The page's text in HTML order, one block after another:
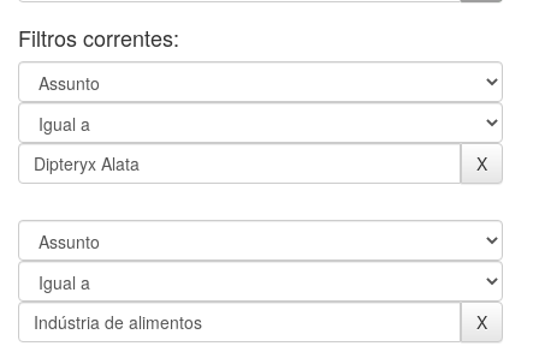
Filtros correntes: